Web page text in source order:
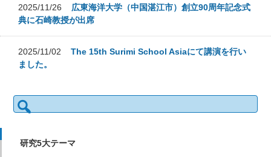
2025/11/26 広東海洋大学（中国湛江市）創立90周年記念式
典に石崎教授が出席
2025/11/02 The 15th Surimi School Asiaにて講演を行い
ました。
検
索:
研究5大テーマ